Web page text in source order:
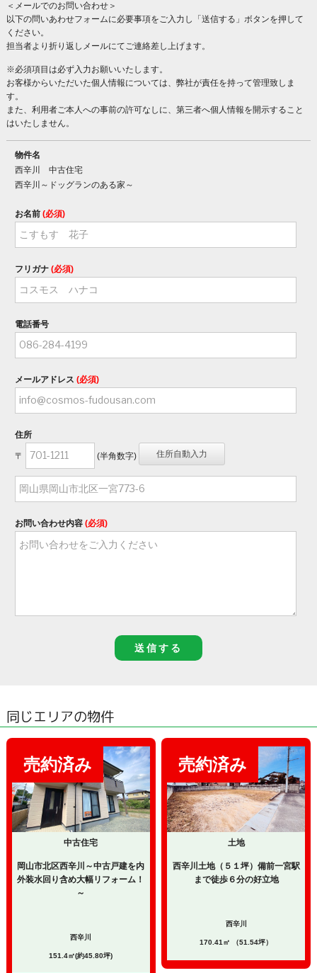
＜メールでのお問い合わせ＞
以下の問いあわせフォームに必要事項をご入力し「送信する」ボタンを押して
ください。
担当者より折り返しメールにてご連絡差し上げます。
※必須項目は必ず入力お願いいたします。
お客様からいただいた個人情報については、弊社が責任を持って管理致しま
す。
また、利用者ご本人への事前の許可なしに、第三者へ個人情報を開示すること
はいたしません。
物件名
西辛川 中古住宅
西辛川～ドッグランのある家～
お名前 (必須)
フリガナ (必須)
電話番号
メールアドレス (必須)
住所
〒 (半角数字)
お問い合わせ内容 (必須)
同じエリアの物件
中古住宅
岡山市北区西辛川～中古戸建を内
外装水回り含め大幅リフォーム！
～
西辛川
151.4㎡(約45.80坪)
土地
西辛川土地（５１坪）備前一宮駅
まで徒歩６分の好立地
西辛川
170.41㎡ （51.54坪）